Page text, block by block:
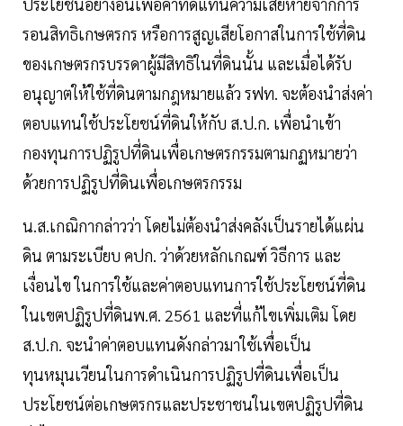
รอนสิทธิเกษตรกร หรือการสูญเสียโอกาสในการใช้ที่ดิน
ของเกษตรกรบรรดาผู้มีสิทธิในที่ดินนั้น และเมื่อได้รับ
อนุญาตให้ใช้ที่ดินตามกฎหมายแล้ว รฟท. จะต้องนำส่งค่า
ตอบแทนใช้ประโยชน์ที่ดินให้กับ ส.ป.ก. เพื่อนำเข้า
กองทุนการปฏิรูปที่ดินเพื่อเกษตรกรรมตามกฏหมายว่า
ด้วยการปฏิรูปที่ดินเพื่อเกษตรกรรม
น.ส.เกณิกากล่าวว่า โดยไม่ต้องนำส่งคลังเป็นรายได้แผ่น
ดิน ตามระเบียบ คปก. ว่าด้วยหลักเกณฑ์ วิธีการ และ
เงื่อนไข ในการใช้และค่าตอบแทนการใช้ประโยชน์ที่ดิน
ในเขตปฏิรูปที่ดินพ.ศ. 2561 และที่แก้ไขเพิ่มเติม โดย
ส.ป.ก. จะนำค่าตอบแทนดังกล่าวมาใช้เพื่อเป็น
ทุนหมุนเวียนในการดำเนินการปฏิรูปที่ดินเพื่อเป็น
ประโยชน์ต่อเกษตรกรและประชาชนในเขตปฏิรูปที่ดิน